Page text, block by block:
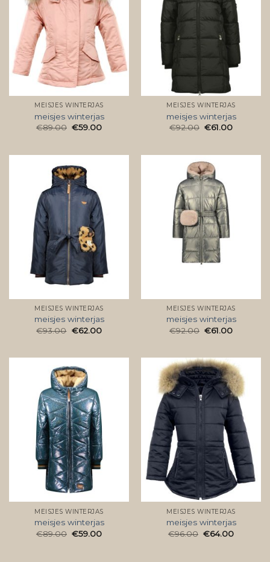
MEISJES WINTERJAS
meisjes winterjas
€89.00 €59.00
MEISJES WINTERJAS
meisjes winterjas
€92.00 €61.00
MEISJES WINTERJAS
meisjes winterjas
€93.00 €62.00
MEISJES WINTERJAS
meisjes winterjas
€92.00 €61.00
MEISJES WINTERJAS
meisjes winterjas
€89.00 €59.00
MEISJES WINTERJAS
meisjes winterjas
€96.00 €64.00